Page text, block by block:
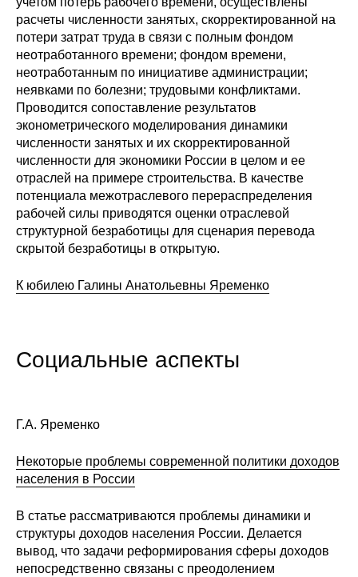
расчеты численности занятых, скорректированной на
потери затрат труда в связи с полным фондом
неотработанного времени; фондом времени,
неотработанным по инициативе администрации;
неявками по болезни; трудовыми конфликтами.
Проводится сопоставление результатов
эконометрического моделирования динамики
численности занятых и их скорректированной
численности для экономики России в целом и ее
отраслей на примере строительства. В качестве
потенциала межотраслевого перераспределения
рабочей силы приводятся оценки отраслевой
структурной безработицы для сценария перевода
скрытой безработицы в открытую.
К юбилею Галины Анатольевны Яременко
Социальные аспекты
Г.А. Яременко
Некоторые проблемы современной политики доходов
населения в России
В статье рассматриваются проблемы динамики и
структуры доходов населения России. Делается
вывод, что задачи реформирования сферы доходов
непосредственно связаны с преодолением